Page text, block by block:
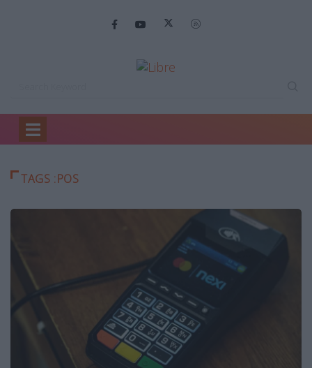
Home
TAGS :POS